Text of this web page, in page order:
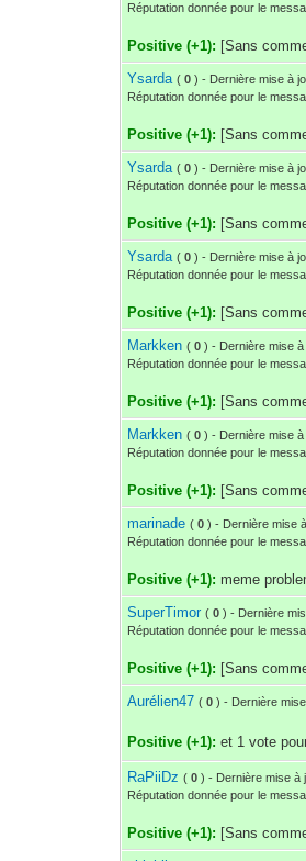
Réputation donnée pour le
Positive (+1): [Sans
Ysarda (0 ) - Dernière mise à
Réputation donnée pour le
Positive (+1): [Sans
Ysarda (0 ) - Dernière mise à
Réputation donnée pour le
Positive (+1): [Sans
Ysarda (0 ) - Dernière mise à
Réputation donnée pour le
Positive (+1): [Sans
Markken (0 ) - Dernière mise
Réputation donnée pour le
Positive (+1): [Sans
Markken (0 ) - Dernière mise
Réputation donnée pour le
Positive (+1): [Sans
marinade (0 ) - Dernière mise
Réputation donnée pour le
Positive (+1): meme
SuperTimor (0 ) - Dernière
Réputation donnée pour le
Positive (+1): [Sans
Aurélien47 (0 ) - Dernière
Positive (+1): et 1 vote
RaPiiDz (0 ) - Dernière mise à
Réputation donnée pour le
Positive (+1): [Sans